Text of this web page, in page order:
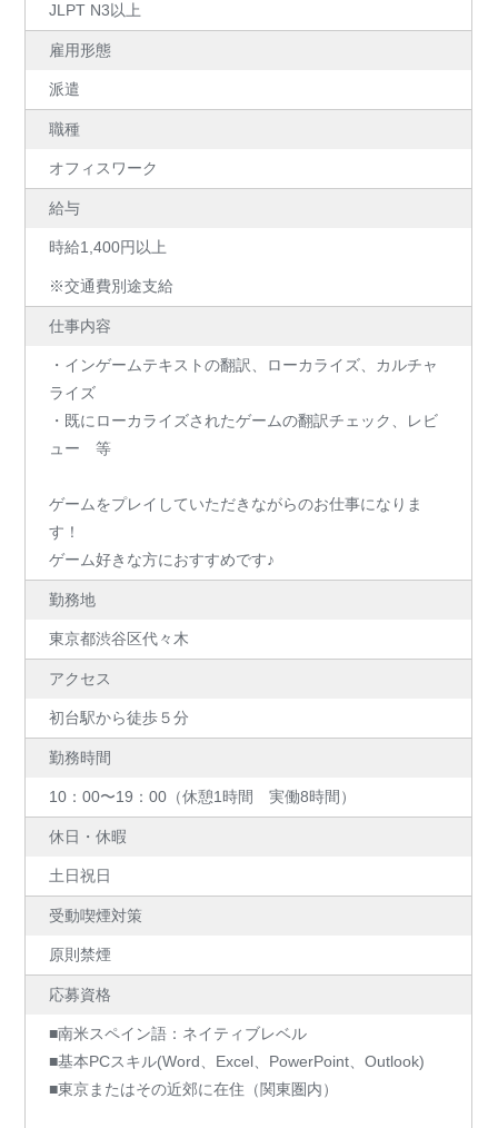
JLPT N3以上
雇用形態
派遣
職種
オフィスワーク
給与
時給1,400円以上
※交通費別途支給
仕事内容
・インゲームテキストの翻訳、ローカライズ、カルチャ
ライズ
・既にローカライズされたゲームの翻訳チェック、レビ
ュー 等
ゲームをプレイしていただきながらのお仕事になりま
す！
ゲーム好きな方におすすめです♪
勤務地
東京都渋谷区代々木
アクセス
初台駅から徒歩５分
勤務時間
10：00〜19：00（休憩1時間 実働8時間）
休日・休暇
土日祝日
受動喫煙対策
原則禁煙
応募資格
■南米スペイン語：ネイティブレベル
■基本PCスキル(Word、Excel、PowerPoint、Outlook)
■東京またはその近郊に在住（関東圏内）